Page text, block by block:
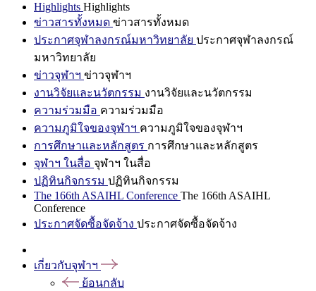
Highlights Highlights
ข่าวสารทั้งหมด ข่าวสารทั้งหมด
ประกาศจุฬาลงกรณ์มหาวิทยาลัย ประกาศจุฬาลงกรณ์
มหาวิทยาลัย
ข่าวจุฬาฯ ข่าวจุฬาฯ
งานวิจัยและนวัตกรรม งานวิจัยและนวัตกรรม
ความร่วมมือ ความร่วมมือ
ความภูมิใจของจุฬาฯ ความภูมิใจของจุฬาฯ
การศึกษาและหลักสูตร การศึกษาและหลักสูตร
จุฬาฯ ในสื่อ จุฬาฯ ในสื่อ
ปฏิทินกิจกรรม ปฏิทินกิจกรรม
The 166th ASAIHL Conference The 166th ASAIHL
Conference
ประกาศจัดซื้อจัดจ้าง ประกาศจัดซื้อจัดจ้าง
เกี่ยวกับจุฬาฯ
ย้อนกลับ